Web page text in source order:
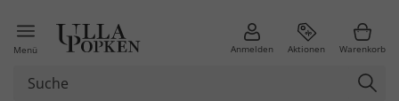
Menü Anmelden Aktionen Warenkorb